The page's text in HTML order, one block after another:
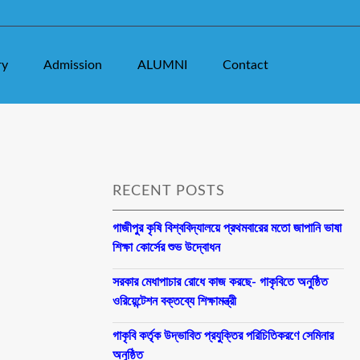
Admission ALUMNI Contact
RECENT POSTS
গাজীপুর কৃষি বিশ্ববিদ্যালয়ে প্রথমবারের মতো জাপানি ভাষা
শিক্ষা কোর্সের শুভ উদ্বোধন
সরকার মেধাপাচার রোধে কাজ করছে- গাকৃবিতে অনুষ্ঠিত
ওরিয়েন্টেশন বক্তব্যে শিক্ষামন্ত্রী
গাকৃবি কর্তৃক উদ্ভাবিত প্রযুক্তির পরিচিতিকরণে সেমিনার
অনুষ্ঠিত